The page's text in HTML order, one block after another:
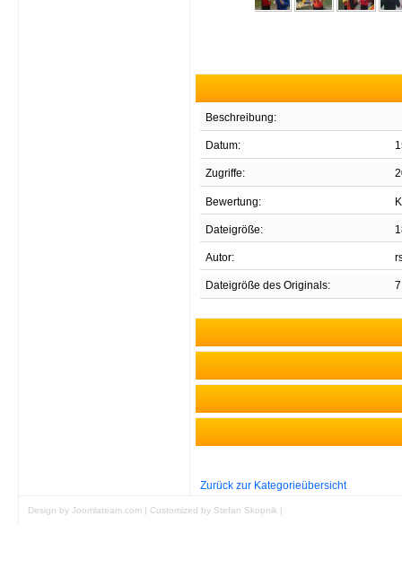
Beschreibung:
Datum:
Zugriffe:
Bewertung:
Dateigröße:
Autor:
Dateigröße des Originals:
Zurück zur Kategorieübersicht
Design by Joomlateam.com | Customized by Stefan Skopnik |